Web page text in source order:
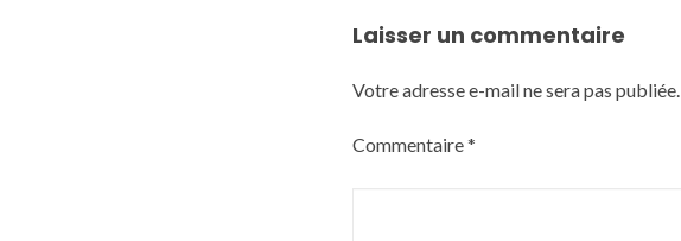
Laisser un commentaire
Votre adresse e-mail ne sera pas publiée.
Commentaire*